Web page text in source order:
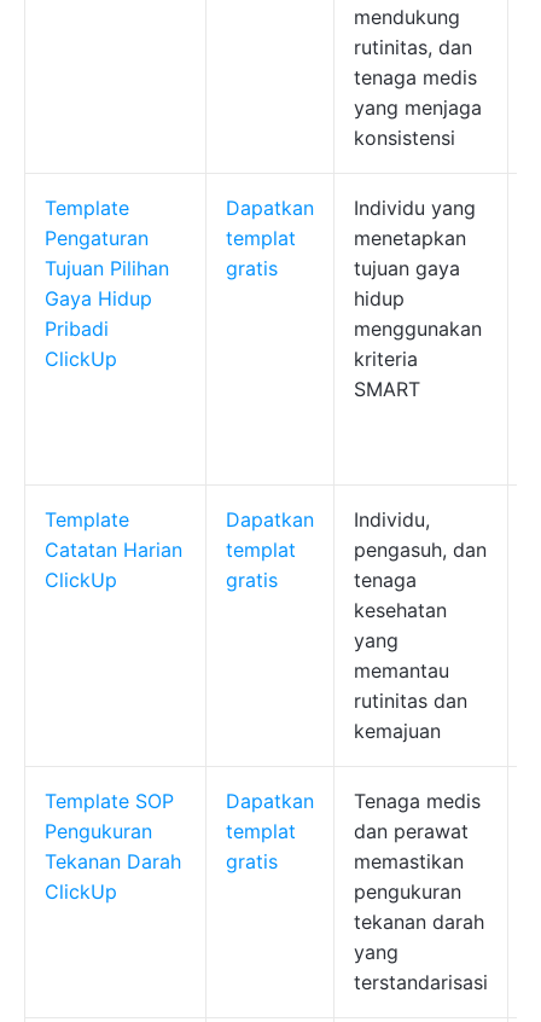
mendukung
rutinitas, dan
tenaga medis
yang menjaga
konsistensi
Template
Pengaturan
Tujuan Pilihan
Gaya Hidup
Pribadi
ClickUp
Dapatkan
templat
gratis
Individu yang
menetapkan
tujuan gaya
hidup
menggunakan
kriteria
SMART
Template
Catatan Harian
ClickUp
Dapatkan
templat
gratis
Individu,
pengasuh, dan
tenaga
kesehatan
yang
memantau
rutinitas dan
kemajuan
Template SOP
Pengukuran
Tekanan Darah
ClickUp
Dapatkan
templat
gratis
Tenaga medis
dan perawat
memastikan
pengukuran
tekanan darah
yang
terstandarisasi